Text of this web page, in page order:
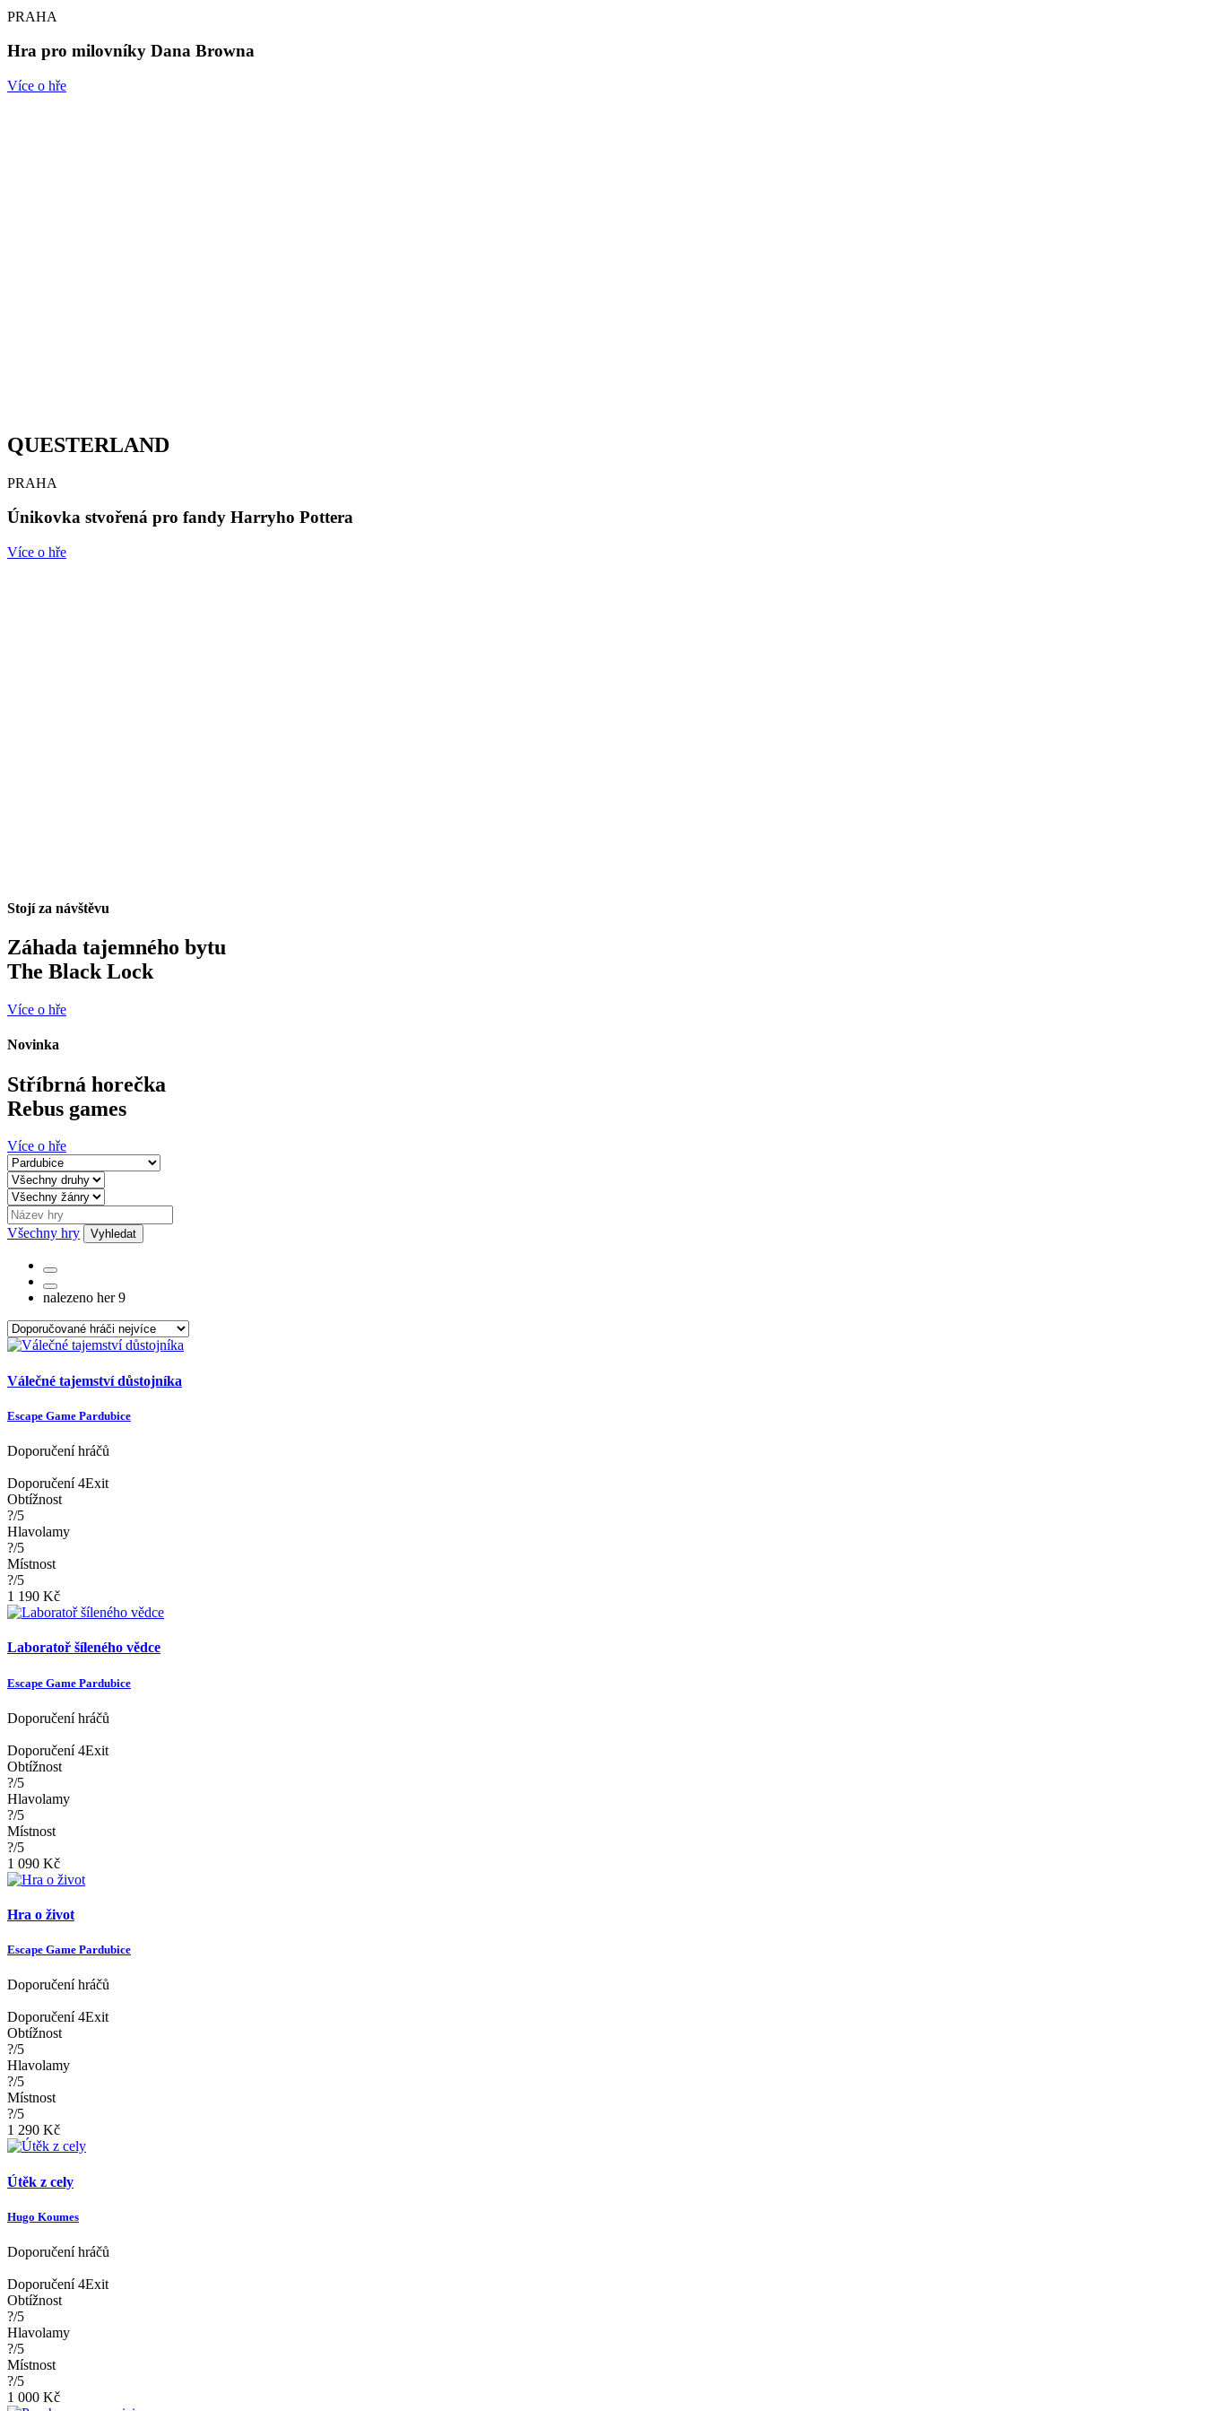
PRAHA
Hra pro milovníky Dana Browna
Více o hře
QUESTERLAND
PRAHA
Únikovka stvořená pro fandy Harryho Pottera
Více o hře
Stojí za návštěvu
Záhada tajemného bytu
The Black Lock
Více o hře
Novinka
Stříbrná horečka
Rebus games
Více o hře
Všechny hry Vyhledat
nalezeno her 9
Válečné tajemství důstojníka
Escape Game Pardubice
Doporučení hráčů
Doporučení 4Exit
Obtížnost
?/5
Hlavolamy
?/5
Místnost
?/5
1 190 Kč
Laboratoř šíleného vědce
Escape Game Pardubice
Doporučení hráčů
Doporučení 4Exit
Obtížnost
?/5
Hlavolamy
?/5
Místnost
?/5
1 090 Kč
Hra o život
Escape Game Pardubice
Doporučení hráčů
Doporučení 4Exit
Obtížnost
?/5
Hlavolamy
?/5
Místnost
?/5
1 290 Kč
Útěk z cely
Hugo Koumes
Doporučení hráčů
Doporučení 4Exit
Obtížnost
?/5
Hlavolamy
?/5
Místnost
?/5
1 000 Kč